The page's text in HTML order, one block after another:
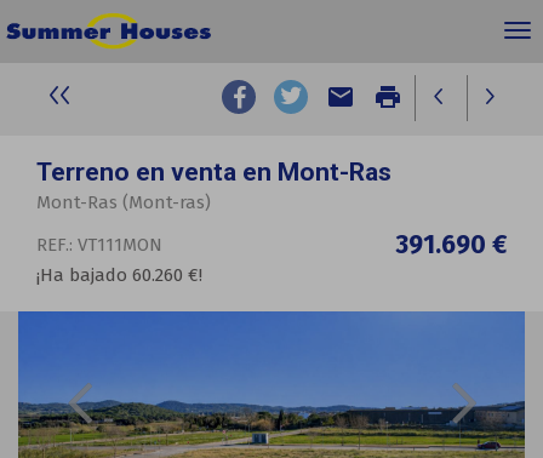
email print
Terreno en venta en Mont-Ras
Mont-Ras (Mont-ras)
REF.: VT111MON
391.690 €
¡Ha bajado 60.260 €!